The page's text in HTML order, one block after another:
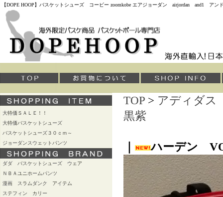
【DOPE HOOP】バスケットシューズ コービー zoomkobe エアジョーダン airjordan and1
大特価ＳＡＬＥ！！
大特価バスケットシューズ
バスケットシューズ３０ｃｍ～
ジョーダンスウェットパンツ
ダダ バスケットシューズ ウェア
ＮＢＡユニホームパンツ
漫画 スラムダンク アイテム
ステフィン カリー
TOP > アディダ
黒紫
ハーデン